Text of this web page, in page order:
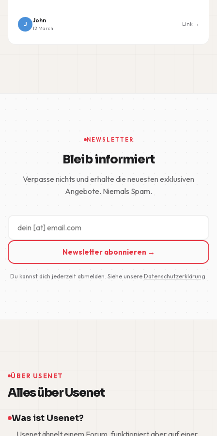
J
John
12 March
Link →
NEWSLETTER
Bleib informiert
Verpasse nichts und erhalte die neuesten exklusiven
Angebote. Niemals Spam.
Newsletter abonnieren →
Du kannst dich jederzeit abmelden. Siehe unsere Datenschutzerklärung
ÜBER USENET
Alles über Usenet
Was ist Usenet?
Usenet ähnelt einem Forum, funktioniert aber auf einer